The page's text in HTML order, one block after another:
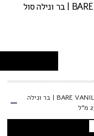
ויקטוריה סיקרט BARE VANILLLA SOL | בר ונילה סול
כמות של ויקטוריה סיקרט BARE VANILLLA SOL | בר ונילה
-